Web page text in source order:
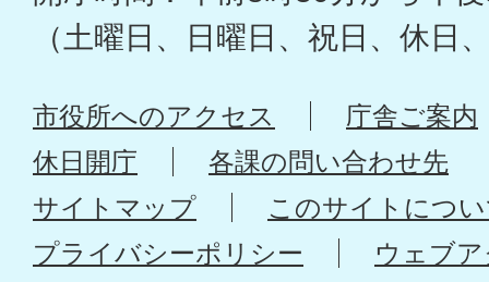
（土曜日、日曜日、祝日、休日
市役所へのアクセス
庁舎ご案内
休日開庁
各課の問い合わせ先
サイトマップ
このサイトにつ
プライバシーポリシー
ウェブ